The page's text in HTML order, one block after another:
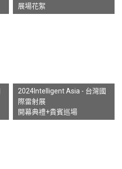
展場花絮
2024Intelligent Asia - 台灣國
際雷射展
開幕典禮+貴賓巡場